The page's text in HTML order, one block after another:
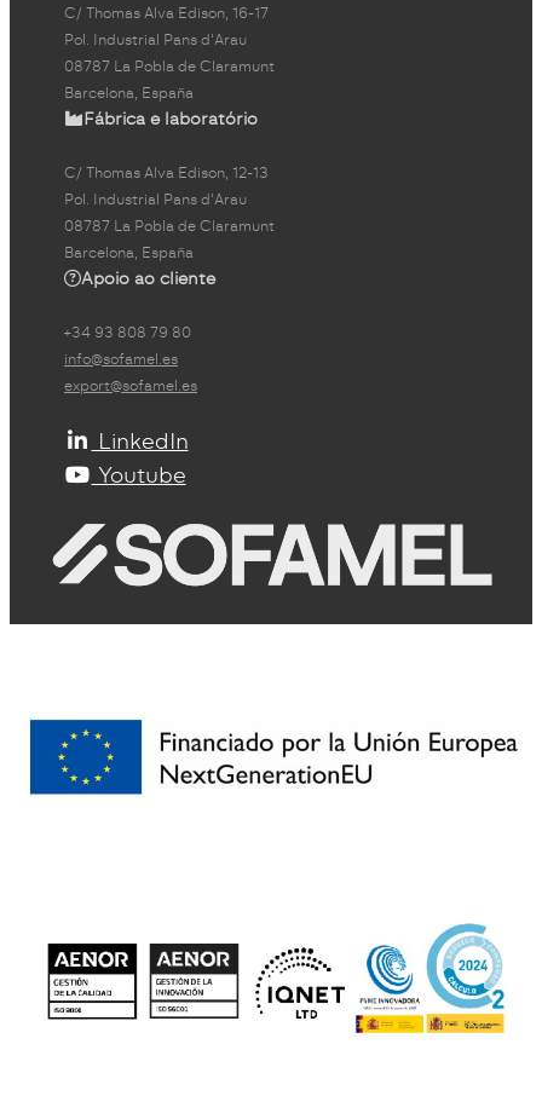
C/ Thomas Alva Edison, 16-17
Pol. Industrial Pans d'Arau
08787 La Pobla de Claramunt
Barcelona, España
Fábrica e laboratório
C/ Thomas Alva Edison, 12-13
Pol. Industrial Pans d'Arau
08787 La Pobla de Claramunt
Barcelona, España
Apoio ao cliente
+34 93 808 79 80
info@sofamel.es
export@sofamel.es
LinkedIn
Youtube